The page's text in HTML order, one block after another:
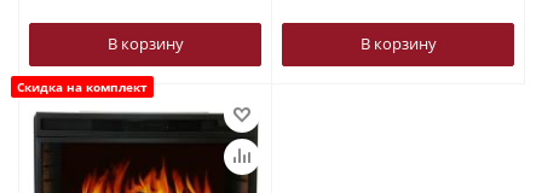
В корзину В корзину
Скидка на комплект